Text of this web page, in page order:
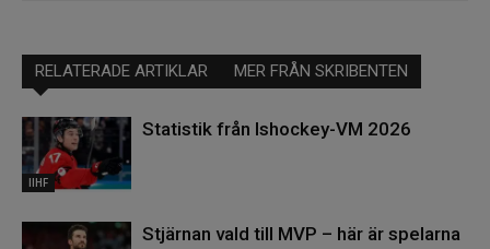
RELATERADE ARTIKLAR MER FRÅN SKRIBENTEN
IIHF
Statistik från Ishockey-VM 2026
Stjärnan vald till MVP – här är spelarna